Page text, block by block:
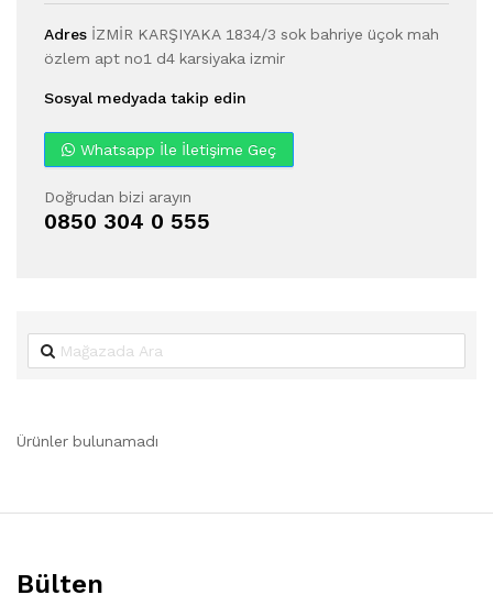
Adres İZMİR KARŞIYAKA 1834/3 sok bahriye üçok mah
özlem apt no1 d4 karsiyaka izmir
Sosyal medyada takip edin
Whatsapp İle İletişime Geç
Doğrudan bizi arayın
0850 304 0 555
Ürünler bulunamadı
Bülten